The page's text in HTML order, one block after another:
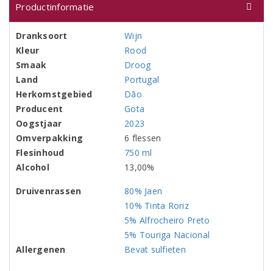
Productinformatie
Dranksoort
Wijn
Kleur
Rood
Smaak
Droog
Land
Portugal
Herkomstgebied
Dão
Producent
Gota
Oogstjaar
2023
Omverpakking
6 flessen
Flesinhoud
750 ml
Alcohol
13,00%
Druivenrassen
80% Jaen
10% Tinta Roriz
5% Alfrocheiro Preto
5% Touriga Nacional
Allergenen
Bevat sulfieten